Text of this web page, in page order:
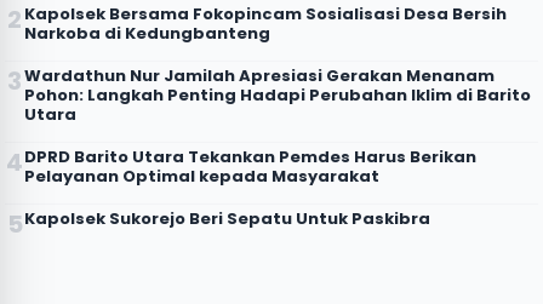
Kapolsek Bersama Fokopincam Sosialisasi Desa Bersih
Narkoba di Kedungbanteng
Wardathun Nur Jamilah Apresiasi Gerakan Menanam
Pohon: Langkah Penting Hadapi Perubahan Iklim di Barito
Utara
DPRD Barito Utara Tekankan Pemdes Harus Berikan
Pelayanan Optimal kepada Masyarakat
Kapolsek Sukorejo Beri Sepatu Untuk Paskibra